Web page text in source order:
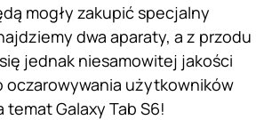
mogły zakupić specjalny
dwa aparaty, a z przodu
jednak niesamowitej jakości
oczarowywania użytkowników
Galaxy Tab S6!